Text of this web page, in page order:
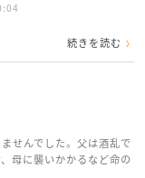
続きを読む
せんでした。父は酒乱で
母に襲いかかるなど命の